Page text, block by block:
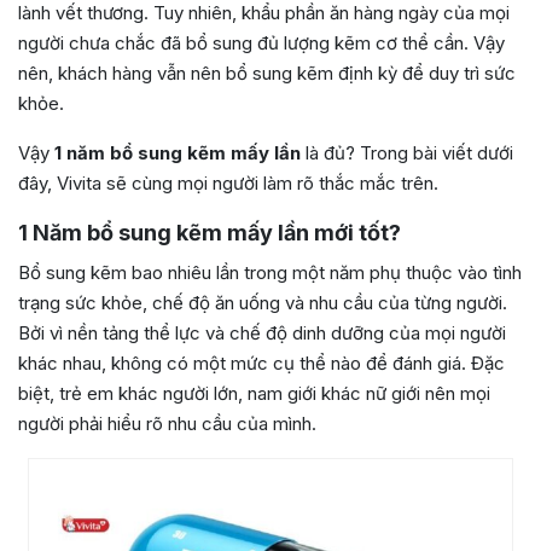
lành vết thương. Tuy nhiên, khẩu phần ăn hàng ngày của mọi
người chưa chắc đã bổ sung đủ lượng kẽm cơ thể cần. Vậy
nên, khách hàng vẫn nên bổ sung kẽm định kỳ để duy trì sức
khỏe.
Vậy 1 năm bổ sung kẽm mấy lần là đủ? Trong bài viết dưới
đây, Vivita sẽ cùng mọi người làm rõ thắc mắc trên.
1 Năm bổ sung kẽm mấy lần mới tốt?
Bổ sung kẽm bao nhiêu lần trong một năm phụ thuộc vào tình
trạng sức khỏe, chế độ ăn uống và nhu cầu của từng người.
Bởi vì nền tảng thể lực và chế độ dinh dưỡng của mọi người
khác nhau, không có một mức cụ thể nào để đánh giá. Đặc
biệt, trẻ em khác người lớn, nam giới khác nữ giới nên mọi
người phải hiểu rõ nhu cầu của mình.